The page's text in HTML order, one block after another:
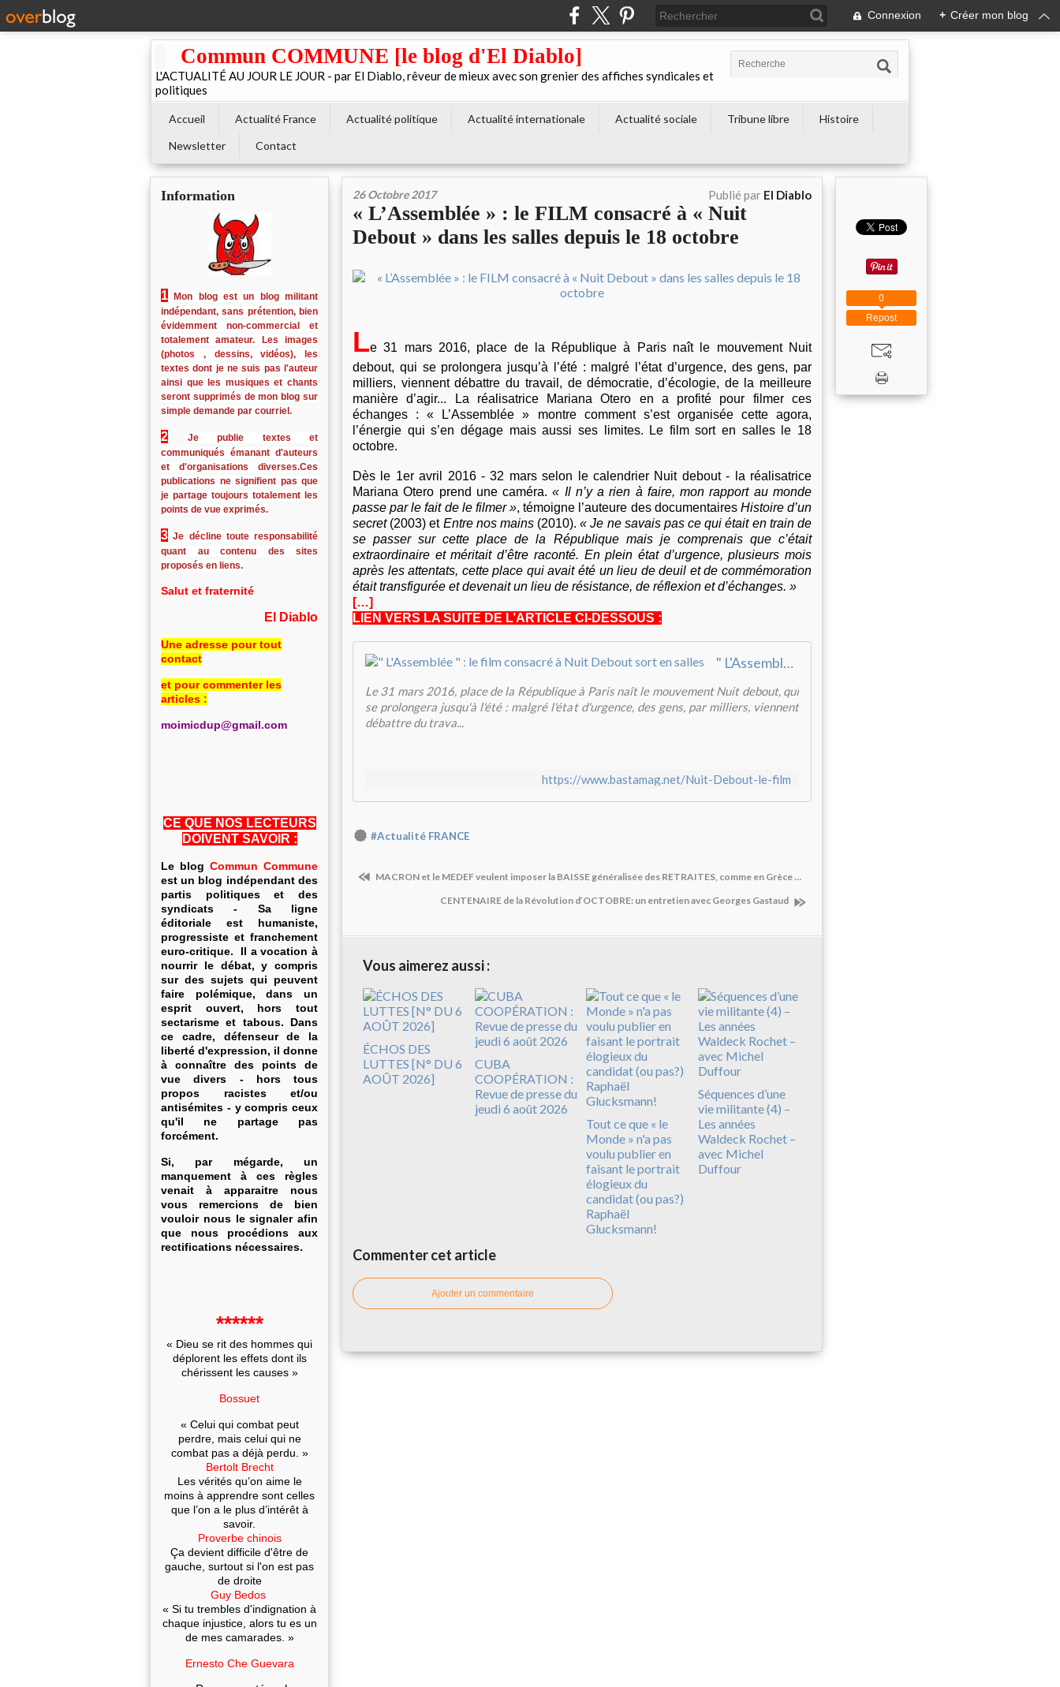
Connexion + Créer mon blog
Commun COMMUNE [le blog d'El Diablo]
L'ACTUALITÉ AU JOUR LE JOUR - par El Diablo, rêveur de mieux avec son grenier des affiches syndicales et
politiques
Accueil Actualité France Actualité politique Actualité internationale Actualité sociale Tribune libre
Histoire
Newsletter
Contact
Information
1
Mon blog est un blog militant
indépendant, sans prétention, bien
évidemment non-commercial et
totalement amateur. Les images
(photos , dessins, vidéos), les
textes dont je ne suis pas l'auteur
ainsi que les musiques et chants
seront supprimés de mon blog sur
simple demande par courriel.
2
Je publie textes et
communiqués émanant d'auteurs
et d'organisations diverses.Ces
publications ne signifient pas que
je partage toujours totalement les
points de vue exprimés.
3 Je décline toute responsabilité
quant au contenu des sites
proposés en liens.
Salut et fraternité
El Diablo
Une adresse pour tout
contact
et pour commenter les
articles :
moimicdup@gmail.com
CE QUE NOS LECTEURS
DOIVENT SAVOIR :
Le blog Commun Commune
est un blog indépendant des
partis politiques et des
syndicats - Sa ligne
éditoriale est humaniste,
progressiste et franchement
euro-critique. Il a vocation à
nourrir le débat, y compris
sur des sujets qui peuvent
faire polémique, dans un
esprit ouvert, hors tout
sectarisme et tabous. Dans
ce cadre, défenseur de la
liberté d'expression, il donne
à connaître des points de
vue divers - hors tous
propos racistes et/ou
antisémites - y compris ceux
qu'il ne partage pas
forcément.
Si, par mégarde, un
manquement à ces règles
venait à apparaitre nous
vous remercions de bien
vouloir nous le signaler afin
que nous procédions aux
rectifications nécessaires.
******
« Dieu se rit des hommes qui
déplorent les effets dont ils
chérissent les causes »
Bossuet
« Celui qui combat peut
perdre, mais celui qui ne
combat pas a déjà perdu. »
Bertolt Brecht
Les vérités qu’on aime le
moins à apprendre sont celles
que l’on a le plus d’intérêt à
savoir.
Proverbe chinois
Ça devient difficile d'être de
gauche, surtout si l'on est pas
de droite
Guy Bedos
« Si tu trembles d'indignation à
chaque injustice, alors tu es un
de mes camarades. »
Ernesto Che Guevara
26 Octobre 2017 Publié par El Diablo
« L’Assemblée » : le FILM consacré à « Nuit
Debout » dans les salles depuis le 18 octobre
Le 31 mars 2016, place de la République à Paris naît le mouvement Nuit
debout, qui se prolongera jusqu’à l’été : malgré l’état d’urgence, des gens, par
milliers, viennent débattre du travail, de démocratie, d’écologie, de la meilleure
manière d’agir... La réalisatrice Mariana Otero en a profité pour filmer ces
échanges : « L’Assemblée » montre comment s’est organisée cette agora,
l’énergie qui s’en dégage mais aussi ses limites. Le film sort en salles le 18
octobre.
Dès le 1er avril 2016 - 32 mars selon le calendrier Nuit debout - la réalisatrice
Mariana Otero prend une caméra.« Il n’y a rien à faire, mon rapport au monde
passe par le fait de le filmer », témoigne l’auteure des documentaires Histoire d’un
secret(2003) et Entre nos mains(2010).« Je ne savais pas ce qui était en train de
se passer sur cette place de la République mais je comprenais que c’était
extraordinaire et méritait d’être raconté. En plein état d’urgence, plusieurs mois
après les attentats, cette place qui avait été un lieu de deuil et de commémoration
était transfigurée et devenait un lieu de résistance, de réflexion et d’échanges. »
[…]
LIEN VERS LA SUITE DE L’ARTICLE CI-DESSOUS :
" L'Assemblée " : le film consacré à Nuit Debout sort en salles
Le 31 mars 2016, place de la République à Paris naît le mouvement Nuit debout, qui
se prolongera jusqu'à l'été : malgré l'état d'urgence, des gens, par milliers, viennent
débattre du trava...
https://www.bastamag.net/Nuit-Debout-le-film
#Actualité FRANCE
MACRON et le MEDEF veulent imposer la BAISSE généralisée des RETRAITES, comme en Grèce …
CENTENAIRE de la Révolution d’OCTOBRE: un entretien avec Georges Gastaud
Vous aimerez aussi :
ÉCHOS DES
LUTTES [N° DU 6
AOÛT 2026]
CUBA
COOPÉRATION :
Revue de presse du
jeudi 6 août 2026
Tout ce que « le
Monde » n'a pas
voulu publier en
faisant le portrait
élogieux du
candidat (ou pas?)
Raphaël
Glucksmann!
Séquences d’une
vie militante (4) –
Les années
Waldeck Rochet –
avec Michel
Duffour
Commenter cet article
Ajouter un commentaire
Repost
0